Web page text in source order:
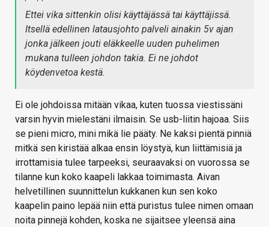
Ettei vika sittenkin olisi käyttäjässä tai käyttäjissä.
Itsellä edellinen latausjohto palveli ainakin 5v ajan
jonka jälkeen jouti eläkkeelle uuden puhelimen
mukana tulleen johdon takia. Ei ne johdot
köydenvetoa kestä.
Ei ole johdoissa mitään vikaa, kuten tuossa viestissäni
varsin hyvin mielestäni ilmaisin. Se usb-liitin hajoaa. Siis
se pieni micro, mini mikä lie pääty. Ne kaksi pientä pinniä
mitkä sen kiristää alkaa ensin löystyä, kun liittämisiä ja
irrottamisia tulee tarpeeksi, seuraavaksi on vuorossa se
tilanne kun koko kaapeli lakkaa toimimasta. Aivan
helvetillinen suunnittelun kukkanen kun sen koko
kaapelin paino lepää niin että puristus tulee nimen omaan
noita pinnejä kohden, koska ne sijaitsee yleensä aina